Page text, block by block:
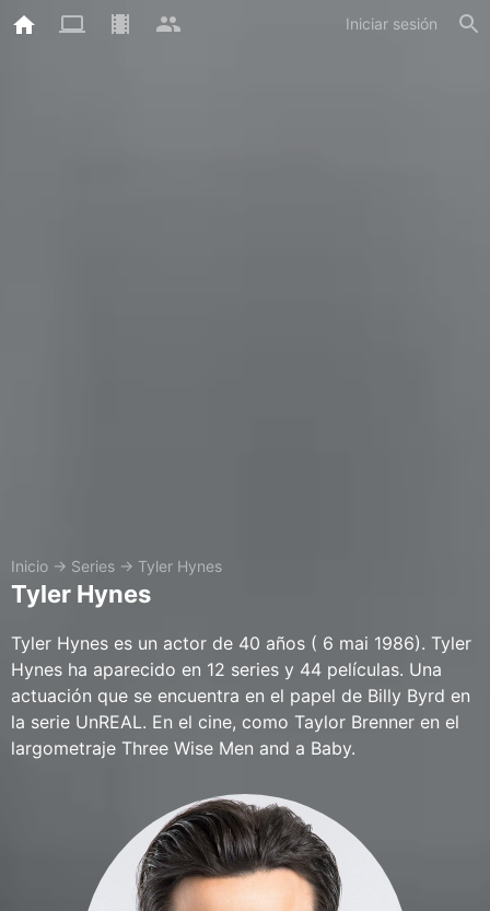
Iniciar sesión
Inicio → Series → Tyler Hynes
Tyler Hynes
Tyler Hynes es un actor de 40 años ( 6 mai 1986). Tyler
Hynes ha aparecido en 12 series y 44 películas. Una
actuación que se encuentra en el papel de Billy Byrd en
la serie UnREAL. En el cine, como Taylor Brenner en el
largometraje Three Wise Men and a Baby.